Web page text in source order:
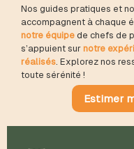
Nos guides pratiques et
accompagnent à chaque
notre équipe de chefs de
s’appuient sur notre
réalisés. Explorez nos
toute sérénité !
Estimer